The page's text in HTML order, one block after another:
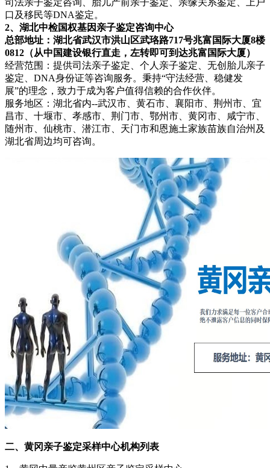
口及移民等DNA鉴定。
2、湖北中检国权基因亲子鉴定咨询中心
总部地址：湖北省武汉市洪山区武珞路717号兆富国际大厦8楼
0812（从中国建设银行直走，左转即可到达兆富国际大厦）
经营范围：提供司法亲子鉴定、个人亲子鉴定、无创胎儿亲子
鉴定、DNA身份证等咨询服务。秉持“守法经营、稳健发
展”的理念，致力于成为客户值得信赖的合作伙伴。
服务地区：湖北省内--武汉市、黄石市、襄阳市、荆州市、宜
昌市、十堰市、孝感市、荆门市、鄂州市、黄冈市、咸宁市、
随州市、仙桃市、潜江市、天门市和恩施土家族苗族自治州及
湖北省周边均可咨询。
二、黄冈亲子鉴定采样中心机构列表